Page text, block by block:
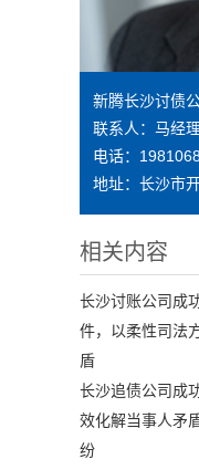
新腾长沙讨债
联系人：马经理
电话：
地址：长沙市
相关内容
长沙讨账公司成
件，以柔性司法
盾
长沙追债公司成
效化解当事人矛
纷